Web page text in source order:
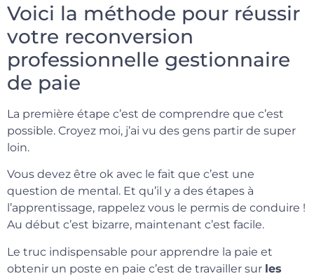
Voici la méthode pour réussir
votre reconversion
professionnelle gestionnaire
de paie
La première étape c’est de comprendre que c’est
possible. Croyez moi, j’ai vu des gens partir de super
loin.
Vous devez être ok avec le fait que c’est une
question de mental. Et qu’il y a des étapes à
l’apprentissage, rappelez vous le permis de conduire !
Au début c’est bizarre, maintenant c’est facile.
Le truc indispensable pour apprendre la paie et
obtenir un poste en paie c’est de travailler sur les